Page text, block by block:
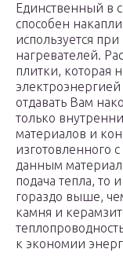
Единственный в
способен
используется
нагревателей.
плитки, которая
отдавать Вам
только
материалов и
изготовленного
данным
подача тепла, то
гораздо выше,
камня и
к экономии